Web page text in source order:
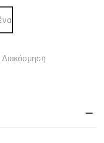
Διακόσμηση